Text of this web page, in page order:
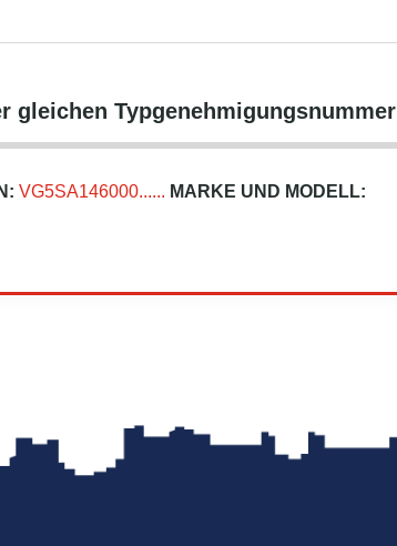
gleichen Typgenehmigungsnummer
VG5SA146000...... MARKE UND MODELL: